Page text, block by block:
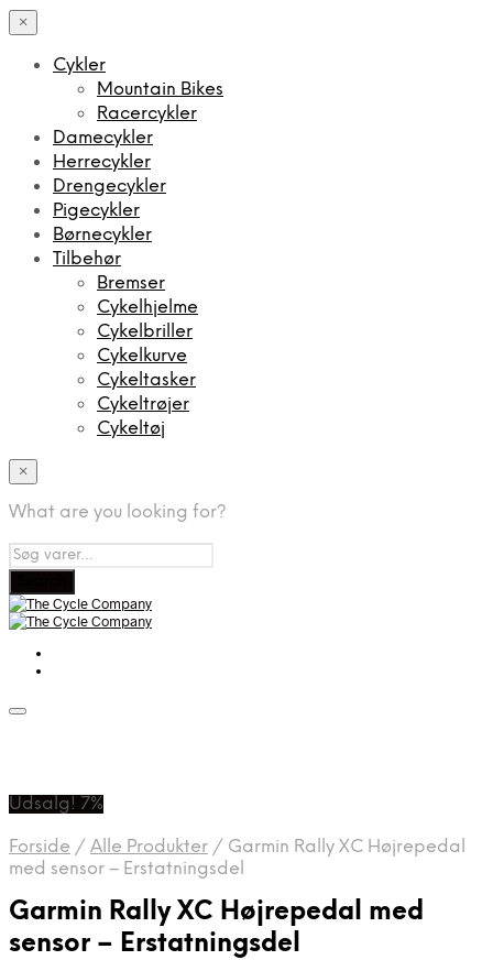
×
Cykler
Mountain Bikes
Racercykler
Damecykler
Herrecykler
Drengecykler
Pigecykler
Børnecykler
Tilbehør
Bremser
Cykelhjelme
Cykelbriller
Cykelkurve
Cykeltasker
Cykeltrøjer
Cykeltøj
×
What are you looking for?
Udsalg! 7%
Forside / Alle Produkter / Garmin Rally XC Højrepedal
med sensor – Erstatningsdel
Garmin Rally XC Højrepedal med
sensor – Erstatningsdel